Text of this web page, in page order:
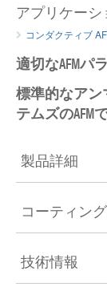
アプリケーシ
コンダクティブ
適切なAFMパ
標準的なア
テムズのAFM
製品詳細
コーティン
技術情報